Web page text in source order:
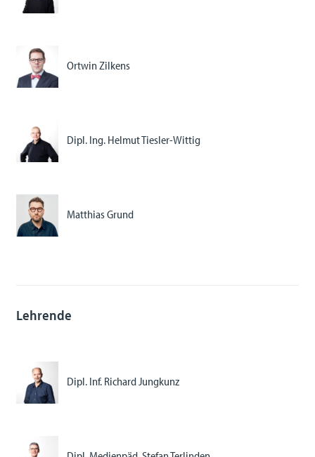
Ortwin Zilkens
Dipl. Ing. Helmut Tiesler-Wittig
Matthias Grund
Lehrende
Dipl. Inf. Richard Jungkunz